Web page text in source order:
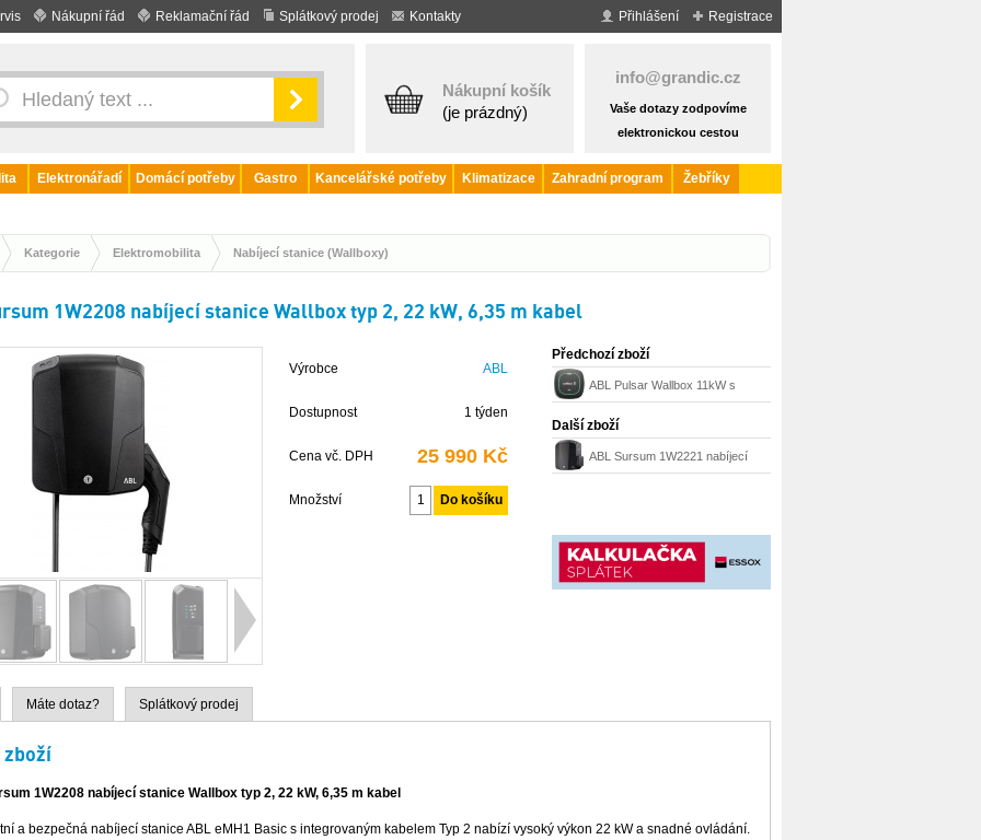
Nákupní řád Reklamační řád Splátkový prodej Kontakty Registrace
Přihlášení
Nákupní košík
(je prázdný)
info@grandic.cz
Vaše dotazy zodpovíme
elektronickou cestou
Elektronářadí Domácí potřeby Gastro Kancelářské potřeby Klimatizace Zahradní program
Žebříky
Kategorie Elektromobilita Nabíjecí stanice (Wallboxy)
1W2208 nabíjecí stanice Wallbox typ 2, 22 kW, 6,35 m kabel
Výrobce ABL
Dostupnost 1 týden
Cena vč. DPH 25 990 Kč
Množství
Předchozí zboží
ABL Pulsar Wallbox 11kW s
pevným 5m kabelem Typ 2,
černá
Další zboží
ABL Sursum 1W2221 nabíjecí
Máte dotaz? Splátkový prodej
zboží
1W2208 nabíjecí stanice Wallbox typ 2, 22 kW, 6,35 m kabel
a bezpečná nabíjecí stanice ABL eMH1 Basic s integrovaným kabelem Typ 2 nabízí vysoký výkon 22 kW a snadné ovládání.